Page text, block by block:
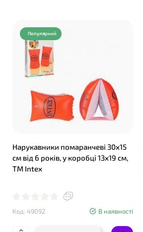
Популярний
Нарукавники помаранчеві 30х15
см від 6 років, у коробці 13х19 см,
ТМ Іntex
Код: 49092 В наявності